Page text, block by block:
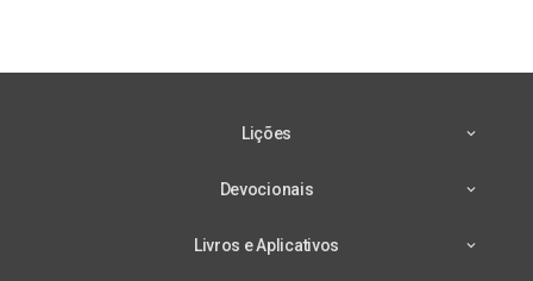
Lições
Devocionais
Livros e Aplicativos